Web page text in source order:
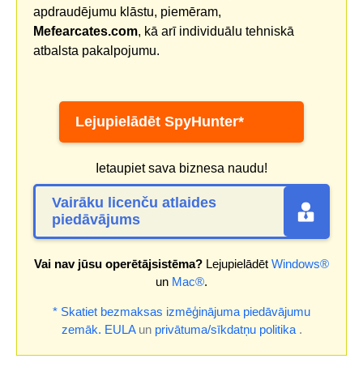
apdraudējumu klāstu, piemēram,
Mefearcates.com, kā arī individuālu tehniskā
atbalsta pakalpojumu.
Lejupielādēt SpyHunter*
Ietaupiet sava biznesa naudu!
Vairāku licenču atlaides
piedāvājums
Vai nav jūsu operētājsistēma? Lejupielādēt Windows®
un Mac®.
* Skatiet bezmaksas izmēģinājuma piedāvājumu
zemāk. EULAun privātuma/sīkdatņu politika.